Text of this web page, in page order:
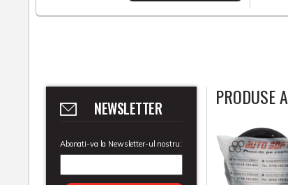
NEWSLETTER
Abonati-va la Newsletter-ul nostru:
PRODUSE